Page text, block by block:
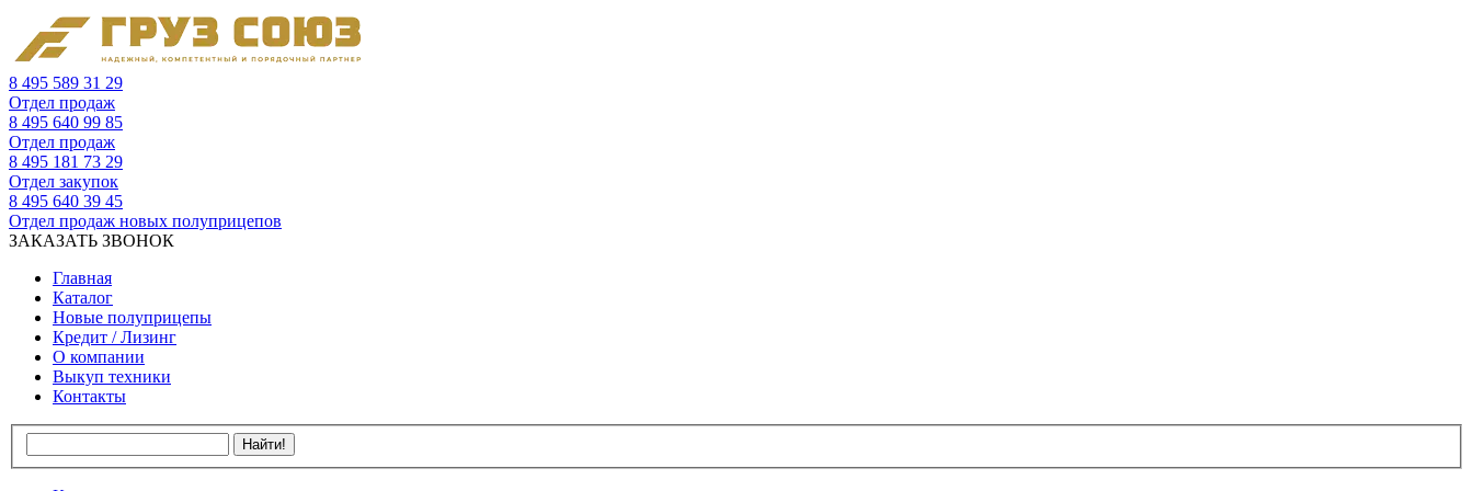
8 495 589 31 29
Отдел продаж
8 495 640 99 85
Отдел продаж
8 495 181 73 29
Отдел закупок
8 495 640 39 45
Отдел продаж новых полуприцепов
ЗАКАЗАТЬ ЗВОНОК
Главная
Каталог
Новые полуприцепы
Кредит / Лизинг
О компании
Выкуп техники
Контакты